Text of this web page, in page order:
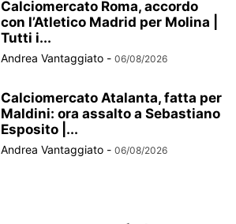
Calciomercato Roma, accordo
con l’Atletico Madrid per Molina |
Tutti i...
Andrea Vantaggiato - 06/08/2026
Calciomercato Atalanta, fatta per
Maldini: ora assalto a Sebastiano
Esposito |...
Andrea Vantaggiato - 06/08/2026